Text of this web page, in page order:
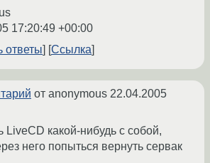
17:20:49 +00:00
ответы
Ссылка
от anonymous 22.04.2005
LiveCD какой-нибудь с собой,
него попыться вернуть сервак